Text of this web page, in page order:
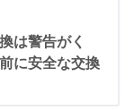
は警告がく
に安全な交換